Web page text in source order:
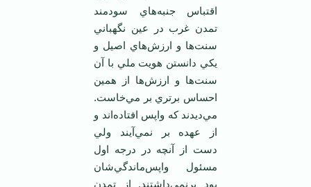
اقتباس جنبه‌هاي سودمند
تمدن غرب در عين نگهباني
سنت‌ها و ارزش‌هاي اصيل و
يکي دانستن هويت ملي با آن
سنت‌ها و ارزش‌ها از همين
احساس برتري بر مي‌خاست.
مي‌ديدند که واپس افتاده‌اند و
از عهده بر نمي‌آيند ولي
دست از آنچه در درجه اول
مسئول واپس‌‌‌ماندگي‌شان
بود برنمي‌داشتند.
از تمدن